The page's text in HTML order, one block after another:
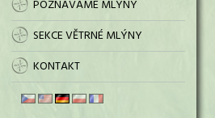
POZNÁVÁME MLÝNY
SEKCE VĚTRNÉ MLÝNY
KONTAKT